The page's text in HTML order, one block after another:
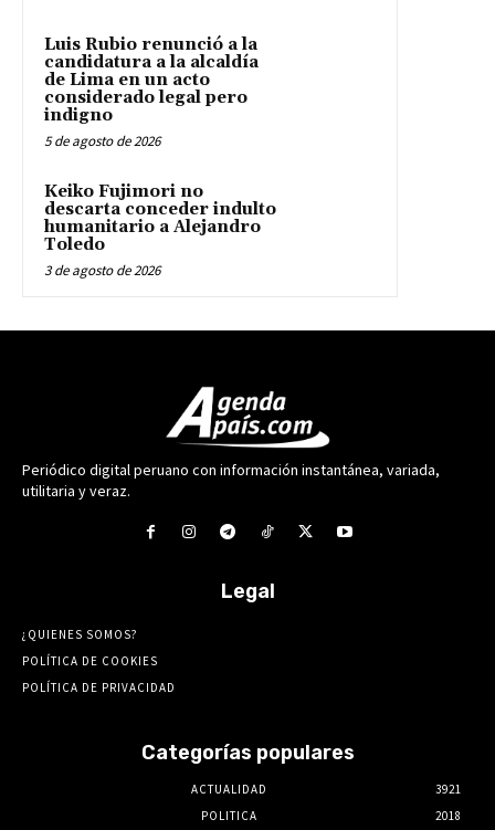
Luis Rubio renunció a la
candidatura a la alcaldía
de Lima en un acto
considerado legal pero
indigno
5 de agosto de 2026
Keiko Fujimori no
descarta conceder indulto
humanitario a Alejandro
Toledo
3 de agosto de 2026
Periódico digital peruano con información instantánea, variada,
utilitaria y veraz.
Legal
¿QUIENES SOMOS?
POLÍTICA DE COOKIES
POLÍTICA DE PRIVACIDAD
Categorías populares
ACTUALIDAD
3921
POLITICA
2018